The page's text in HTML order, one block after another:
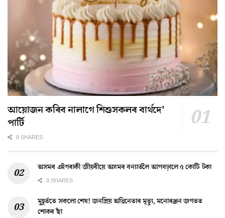
আয়োজন কৰিব নালাগে শিশুসকলৰ বাৰ্থদে’
পাৰ্টি
0 SHARES
অসমৰ এইগৰাকী জীয়ৰীয়ে অসমৰ বন্যাৰ্তলৈ আগবঢ়ালে ৫ কোটি টকা
0 SHARES
মুহূৰ্ততে সকলো শেষ! জনপ্ৰিয় অভিনেতাৰ মৃত্যু, মনোৰঞ্জন জগতত
শোকৰ ছাঁ